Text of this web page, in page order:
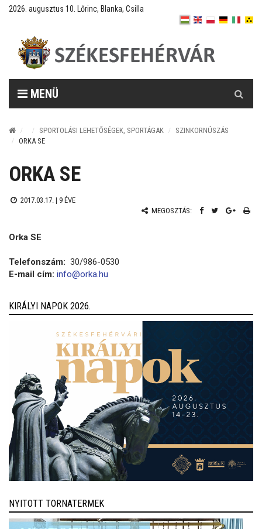
2026. augusztus 10. Lőrinc, Blanka, Csilla
MENÜ
SPORTOLÁSI LEHETŐSÉGEK, SPORTÁGAK
SZINKORNÚSZÁS
ORKA SE
ORKA SE
2017.03.17. | 9 ÉVE
MEGOSZTÁS:
Orka SE
Telefonszám: 30/986-0530
E-mail cím: info@orka.hu
KIRÁLYI NAPOK 2026.
NYITOTT TORNATERMEK